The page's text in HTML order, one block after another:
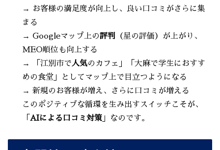
→ お客様の満足度が向上し、良い口コミがさらに集
まる
→ Googleマップ上の評判
（星の評価）が上がり、
MEO順位も向上する
→ 「江別市で人気のカフェ」「大麻で学生におすす
めの食堂」としてマップ上で目立つようになる
→ 新規のお客様が増え、さらに口コミが増える
このポジティブな循環を生み出すスイッチこそが、
「AIによる口コミ対策 」なのです。